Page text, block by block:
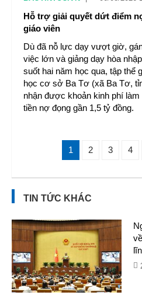
Hỗ trợ giải quyết dứt điểm
giáo viên
Dù đã nỗ lực dạy vượt giờ,
việc lớn và giảng dạy hòa
suốt hai năm học qua, tập thể
học cơ sở Ba Tơ (xã Ba Tơ,
nhận được khoản kinh phí
tiền nợ đọng gần 1,5 tỷ đồng.
1 2 3 4
TIN TỨC KHÁC